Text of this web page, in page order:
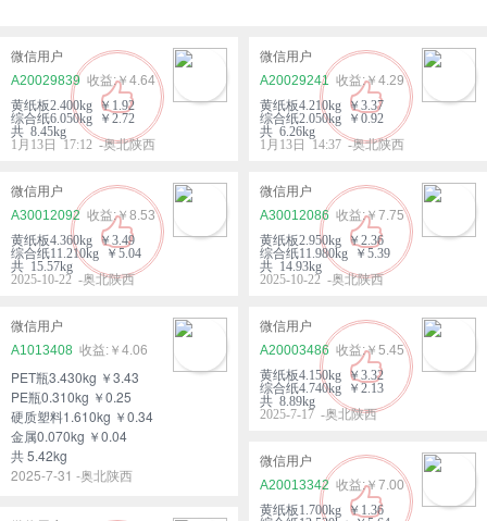
微信用户
A20029839
￥4.64
黄纸板2.400kg ￥1.92
综合纸6.050kg ￥2.72
共 8.45kg
1月13日 17:12 -奥北陕西
微信用户
A20029241
￥4.29
黄纸板4.210kg ￥3.37
综合纸2.050kg ￥0.92
共 6.26kg
1月13日 14:37 -奥北陕西
微信用户
A30012092
￥8.53
黄纸板4.360kg ￥3.49
综合纸11.210kg ￥5.04
共 15.57kg
2025-10-22 -奥北陕西
微信用户
A30012086
￥7.75
黄纸板2.950kg ￥2.36
综合纸11.980kg ￥5.39
共 14.93kg
2025-10-22 -奥北陕西
微信用户
A1013408
￥4.06
PET瓶3.430kg ￥3.43
PE瓶0.310kg ￥0.25
硬质塑料1.610kg ￥0.34
金属0.070kg ￥0.04
共 5.42kg
2025-7-31 -奥北陕西
微信用户
A20003486
￥5.45
黄纸板4.150kg ￥3.32
综合纸4.740kg ￥2.13
共 8.89kg
2025-7-17 -奥北陕西
微信用户
A20013342
￥7.00
黄纸板1.700kg ￥1.36